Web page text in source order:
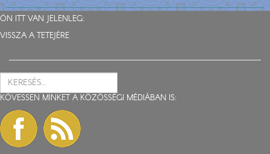
ÖN ITT VAN JELENLEG:
VISSZA A TETEJÉRE
KÖVESSEN MINKET A KÖZÖSSÉGI MÉDIÁBAN IS: